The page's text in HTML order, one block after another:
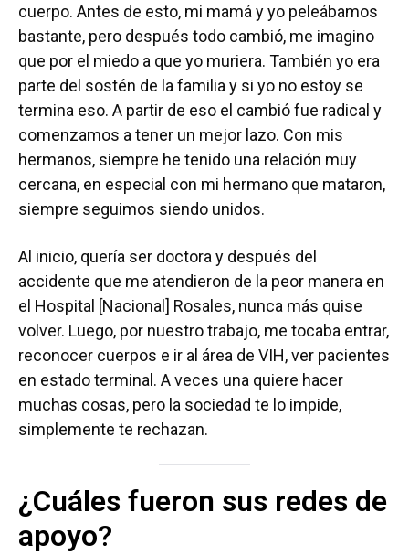
cuerpo. Antes de esto, mi mamá y yo peleábamos
bastante, pero después todo cambió, me imagino
que por el miedo a que yo muriera. También yo era
parte del sostén de la familia y si yo no estoy se
termina eso. A partir de eso el cambió fue radical y
comenzamos a tener un mejor lazo. Con mis
hermanos, siempre he tenido una relación muy
cercana, en especial con mi hermano que mataron,
siempre seguimos siendo unidos.
Al inicio, quería ser doctora y después del
accidente que me atendieron de la peor manera en
el Hospital [Nacional] Rosales, nunca más quise
volver. Luego, por nuestro trabajo, me tocaba entrar,
reconocer cuerpos e ir al área de VIH, ver pacientes
en estado terminal. A veces una quiere hacer
muchas cosas, pero la sociedad te lo impide,
simplemente te rechazan.
¿Cuáles fueron sus redes de
apoyo?